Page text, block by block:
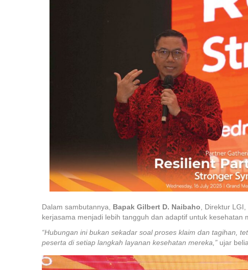
Dalam sambutannya, Bapak Gilbert D. Naibaho, Direktur
kerjasama menjadi lebih tangguh dan adaptif untuk kesehatan
“Hubungan ini bukan sekadar soal proses klaim dan tagihan,
peserta di setiap langkah layanan kesehatan mereka,” ujar